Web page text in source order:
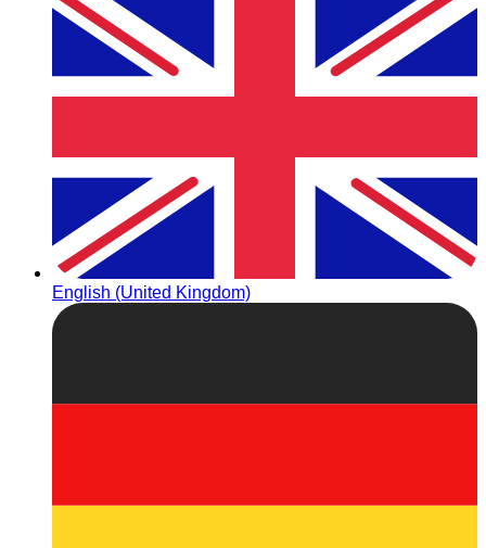
English (United Kingdom)